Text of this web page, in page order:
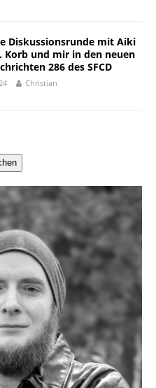
Diskussionsrunde mit Aiki
Korb und mir in den neuen
286 des SFCD
Christian